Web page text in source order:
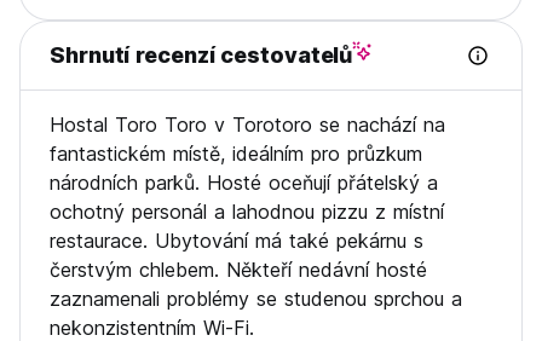
Shrnutí recenzí cestovatelů
Hostal Toro Toro v Torotoro se nachází na
fantastickém místě, ideálním pro průzkum
národních parků. Hosté oceňují přátelský a
ochotný personál a lahodnou pizzu z místní
restaurace. Ubytování má také pekárnu s
čerstvým chlebem. Někteří nedávní hosté
zaznamenali problémy se studenou sprchou a
nekonzistentním Wi-Fi.